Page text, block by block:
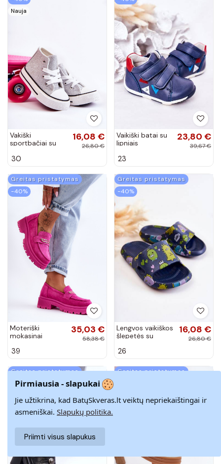
Nauja
Vakiški
sportbačiai su
spalvos Catrina
16,08 €
26,80 €
30
Vaikiški batai su
lipniais
tamsiai mėlynos
23,80 €
39,67 €
23
Greitas pristatymas
−40%
Moteriški
mokasinai
Pure Love
35,03 €
58,38 €
39
Greitas pristatymas
−40%
Lengvos vaikiškos
šlepetės su
dinozaurais
spalvos Astro
16,08 €
26,80 €
26
Greitas pristatymas
−40%
Greitas pristatymas
Pirmiausia - slapukai
Jie užtikrina, kad BatųSkveras.lt veiktų nepriekaištingai ir
asmeniškai. Slapukų politika.
Priimti visus slapukus